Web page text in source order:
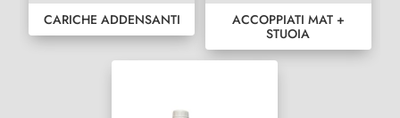
CARICHE ADDENSANTI
ACCOPPIATI MAT +
STUOIA